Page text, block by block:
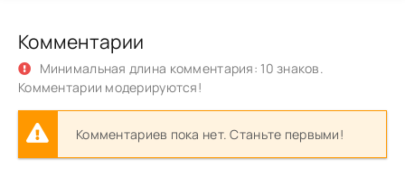
Комментарии
Минимальная длина комментария: 10 знаков.
Комментарии модерируются!
Комментариев пока нет. Станьте первыми!